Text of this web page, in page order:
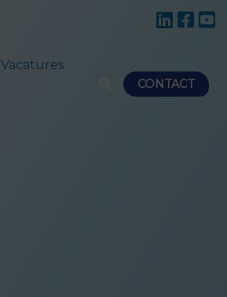
Vacatures
CONTACT